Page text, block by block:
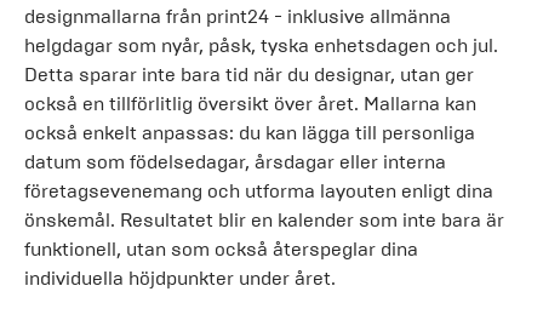
designmallarna från print24 - inklusive allmänna
helgdagar som nyår, påsk, tyska enhetsdagen och jul.
Detta sparar inte bara tid när du designar, utan ger
också en tillförlitlig översikt över året. Mallarna kan
också enkelt anpassas: du kan lägga till personliga
datum som födelsedagar, årsdagar eller interna
företagsevenemang och utforma layouten enligt dina
önskemål. Resultatet blir en kalender som inte bara är
funktionell, utan som också återspeglar dina
individuella höjdpunkter under året.